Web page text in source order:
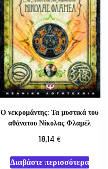
Ο νεκρομάντης: Τα μυστικά του
αθάνατου Νίκολας Φλαμέλ
18,14 €
Διαβάστε περισσότερα